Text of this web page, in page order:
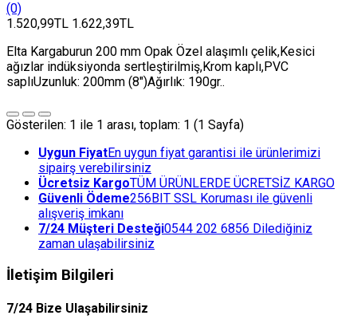
(0)
1.520,99TL 1.622,39TL
Elta Kargaburun 200 mm Opak Özel alaşımlı çelik,Kesici
ağızlar indüksiyonda sertleştirilmiş,Krom kaplı,PVC
saplıUzunluk: 200mm (8")Ağırlık: 190gr..
Gösterilen: 1 ile 1 arası, toplam: 1 (1 Sayfa)
Uygun FiyatEn uygun fiyat garantisi ile ürünlerimizi
sipairş verebilirsiniz
Ücretsiz KargoTÜM ÜRÜNLERDE ÜCRETSİZ KARGO
Güvenli Ödeme256BIT SSL Koruması ile güvenli
alışveriş imkanı
7/24 Müşteri Desteği0544 202 6856 Dilediğiniz
zaman ulaşabilirsiniz
İletişim Bilgileri
7/24 Bize Ulaşabilirsiniz